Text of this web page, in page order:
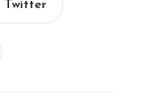
Twitter